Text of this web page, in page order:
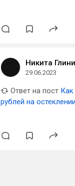
Никита
29.06.2023
Ответ на пост
рублей на